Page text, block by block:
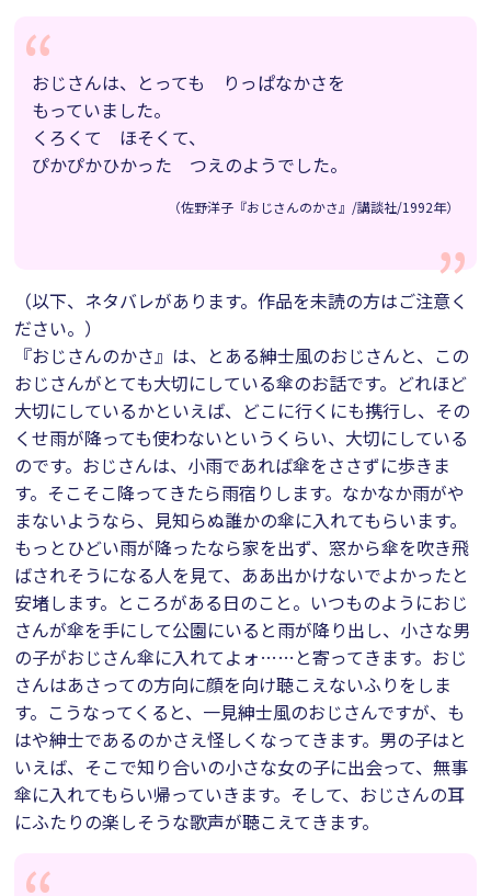
おじさんは、とっても りっぱなかさを
もっていました。
くろくて ほそくて、
ぴかぴかひかった つえのようでした。
（佐野洋子『おじさんのかさ』/講談社/1992年）
（以下、ネタバレがあります。作品を未読の方はご注意く
ださい。）
『おじさんのかさ』は、とある紳士風のおじさんと、この
おじさんがとても大切にしている傘のお話です。どれほど
大切にしているかといえば、どこに行くにも携行し、その
くせ雨が降っても使わないというくらい、大切にしている
のです。おじさんは、小雨であれば傘をささずに歩きま
す。そこそこ降ってきたら雨宿りします。なかなか雨がや
まないようなら、見知らぬ誰かの傘に入れてもらいます。
もっとひどい雨が降ったなら家を出ず、窓から傘を吹き飛
ばされそうになる人を見て、ああ出かけないでよかったと
安堵します。ところがある日のこと。いつものようにおじ
さんが傘を手にして公園にいると雨が降り出し、小さな男
の子がおじさん傘に入れてよォ……と寄ってきます。おじ
さんはあさっての方向に顔を向け聴こえないふりをしま
す。こうなってくると、一見紳士風のおじさんですが、も
はや紳士であるのかさえ怪しくなってきます。男の子はと
いえば、そこで知り合いの小さな女の子に出会って、無事
傘に入れてもらい帰っていきます。そして、おじさんの耳
にふたりの楽しそうな歌声が聴こえてきます。